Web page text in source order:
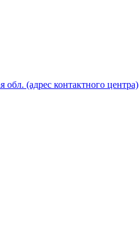
(адрес контактного центра)